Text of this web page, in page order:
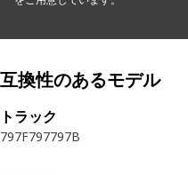
• Shields hoist control
• Protects valve from
Applications:
The Hydraulic Hoist
over the hoist control valve
互換性のあるモデル
トラック
797F797797B